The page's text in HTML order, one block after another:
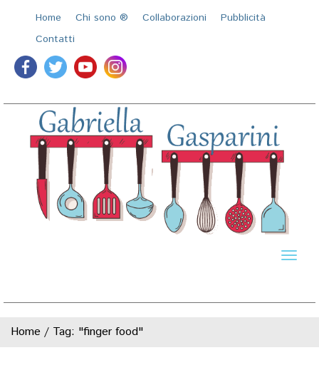
Home Chi sono ®️ Collaborazioni
Pubblicità
Contatti
Home / Tag: "finger food"